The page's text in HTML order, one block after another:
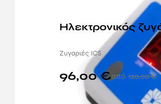
Ηλεκτρονικός
Ζυγαριές ICS
120,00€
96,00€